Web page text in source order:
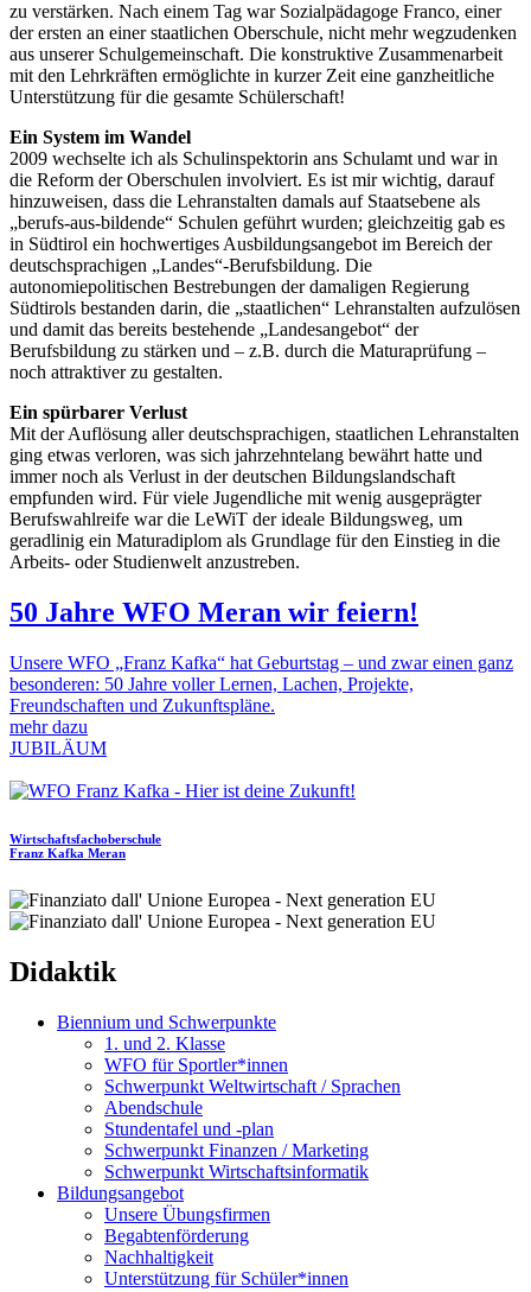
zu verstärken. Nach einem Tag war Sozialpädagoge Franco, einer
der ersten an einer staatlichen Oberschule, nicht mehr wegzudenken
aus unserer Schulgemeinschaft. Die konstruktive Zusammenarbeit
mit den Lehrkräften ermöglichte in kurzer Zeit eine ganzheitliche
Unterstützung für die gesamte Schülerschaft!
Ein System im Wandel
2009 wechselte ich als Schulinspektorin ans Schulamt und war in
die Reform der Oberschulen involviert. Es ist mir wichtig, darauf
hinzuweisen, dass die Lehranstalten damals auf Staatsebene als
„berufs-aus-bildende“ Schulen geführt wurden; gleichzeitig gab es
in Südtirol ein hochwertiges Ausbildungsangebot im Bereich der
deutschsprachigen „Landes“-Berufsbildung. Die
autonomiepolitischen Bestrebungen der damaligen Regierung
Südtirols bestanden darin, die „staatlichen“ Lehranstalten aufzulösen
und damit das bereits bestehende „Landesangebot“ der
Berufsbildung zu stärken und – z.B. durch die Maturaprüfung –
noch attraktiver zu gestalten.
Ein spürbarer Verlust
Mit der Auflösung aller deutschsprachigen, staatlichen Lehranstalten
ging etwas verloren, was sich jahrzehntelang bewährt hatte und
immer noch als Verlust in der deutschen Bildungslandschaft
empfunden wird. Für viele Jugendliche mit wenig ausgeprägter
Berufswahlreife war die LeWiT der ideale Bildungsweg, um
geradlinig ein Maturadiplom als Grundlage für den Einstieg in die
Arbeits- oder Studienwelt anzustreben.
50 Jahre WFO Meran wir feiern!
Unsere WFO „Franz Kafka“ hat Geburtstag – und zwar einen ganz
besonderen: 50 Jahre voller Lernen, Lachen, Projekte,
Freundschaften und Zukunftspläne.
mehr dazu
JUBILÄUM
Wirtschaftsfachoberschule
Franz Kafka Meran
Didaktik
Biennium und Schwerpunkte
1. und 2. Klasse
WFO für Sportler*innen
Schwerpunkt Weltwirtschaft / Sprachen
Abendschule
Stundentafel und -plan
Schwerpunkt Finanzen / Marketing
Schwerpunkt Wirtschaftsinformatik
Bildungsangebot
Unsere Übungsfirmen
Begabtenförderung
Nachhaltigkeit
Unterstützung für Schüler*innen